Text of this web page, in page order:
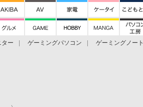
ター ゲーミングパソコン ゲーミングノート